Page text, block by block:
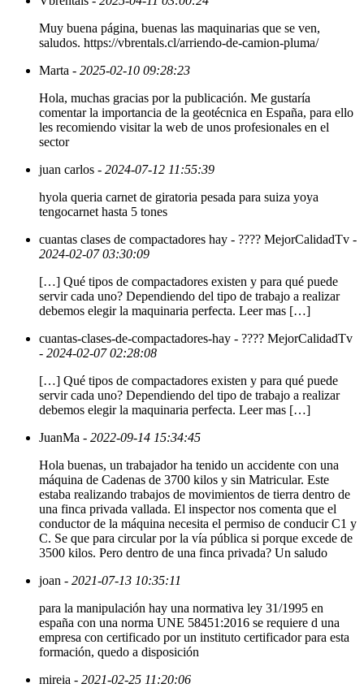
Muy buena página, buenas las maquinarias que se ven,
saludos. https://vbrentals.cl/arriendo-de-camion-pluma/
Marta - 2025-02-10 09:28:23
Hola, muchas gracias por la publicación. Me gustaría
comentar la importancia de la geotécnica en España, para ello
les recomiendo visitar la web de unos profesionales en el
sector
juan carlos - 2024-07-12 11:55:39
hyola queria carnet de giratoria pesada para suiza yoya
tengocarnet hasta 5 tones
cuantas clases de compactadores hay - ???? MejorCalidadTv -
2024-02-07 03:30:09
[…] Qué tipos de compactadores existen y para qué puede
servir cada uno? Dependiendo del tipo de trabajo a realizar
debemos elegir la maquinaria perfecta. Leer mas […]
cuantas-clases-de-compactadores-hay - ???? MejorCalidadTv
- 2024-02-07 02:28:08
[…] Qué tipos de compactadores existen y para qué puede
servir cada uno? Dependiendo del tipo de trabajo a realizar
debemos elegir la maquinaria perfecta. Leer mas […]
JuanMa - 2022-09-14 15:34:45
Hola buenas, un trabajador ha tenido un accidente con una
máquina de Cadenas de 3700 kilos y sin Matricular. Este
estaba realizando trabajos de movimientos de tierra dentro de
una finca privada vallada. El inspector nos comenta que el
conductor de la máquina necesita el permiso de conducir C1 y
C. Se que para circular por la vía pública si porque excede de
3500 kilos. Pero dentro de una finca privada? Un saludo
joan - 2021-07-13 10:35:11
para la manipulación hay una normativa ley 31/1995 en
españa con una norma UNE 58451:2016 se requiere d una
empresa con certificado por un instituto certificador para esta
formación, quedo a disposición
mireia - 2021-02-25 11:20:06